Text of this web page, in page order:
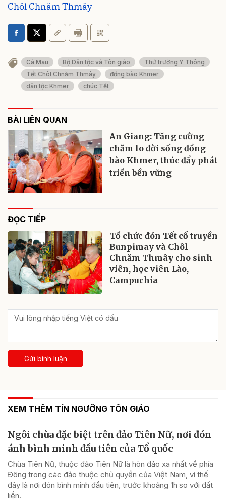
Chôl Chnăm Thmây
Cà Mau Bộ Dân tộc và Tôn giáo
Thứ trưởng Y Thông
Tết Chôl Chnăm Thmây
đồng bào Khmer
dân tộc Khmer
chúc Tết
BÀI LIÊN QUAN
An Giang: Tăng cường
chăm lo đời sống đồng
bào Khmer, thúc đẩy phát
triển bền vững
ĐỌC TIẾP
Tổ chức đón Tết cổ truyền
Bunpimay và Chôl
Chnăm Thmây cho sinh
viên, học viên Lào,
Campuchia
Gửi bình luận
XEM THÊM TÍN NGƯỠNG TÔN GIÁO
Ngôi chùa đặc biệt trên đảo Tiên Nữ, nơi đón
ánh bình minh đầu tiên của Tổ quốc
Chùa Tiên Nữ, thuộc đảo Tiên Nữ là hòn đảo xa nhất về phía
Đông trong các đảo thuộc chủ quyền của Việt Nam, vì thế
đây là nơi đón bình minh đầu tiên, trước khoảng 1h so với đất
liền.